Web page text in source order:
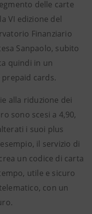
delle carte
VI edizione del
Finanziario
Sanpaolo, subito
quindi in un
cards.
alla riduzione dei
sono scesi a 4,90,
i suoi plus
il servizio di
un codice di carta
utile e sicuro
con un